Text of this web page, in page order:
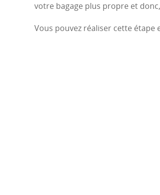
votre bagage plus propre et
Vous pouvez réaliser cette étape